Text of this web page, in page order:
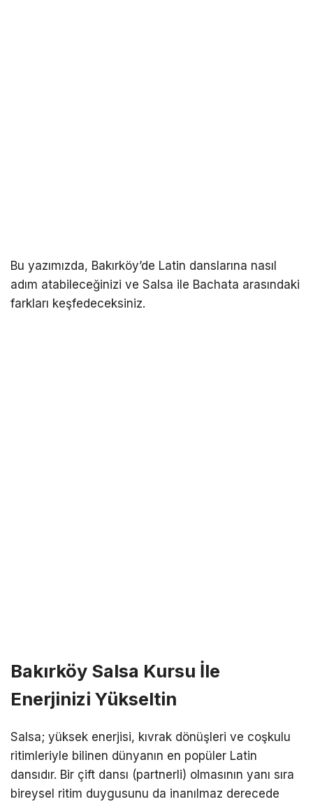
Bu yazımızda, Bakırköy’de Latin danslarına nasıl
adım atabileceğinizi ve Salsa ile Bachata arasındaki
farkları keşfedeceksiniz.
Bakırköy Salsa Kursu İle
Enerjinizi Yükseltin
Salsa; yüksek enerjisi, kıvrak dönüşleri ve coşkulu
ritimleriyle bilinen dünyanın en popüler Latin
dansıdır. Bir çift dansı (partnerli) olmasının yanı sıra
bireysel ritim duygusunu da inanılmaz derecede